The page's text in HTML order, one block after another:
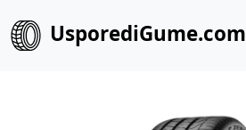
UsporediGume.com